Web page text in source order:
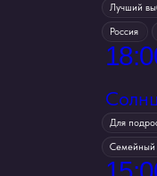
лучший
россия
18:
для